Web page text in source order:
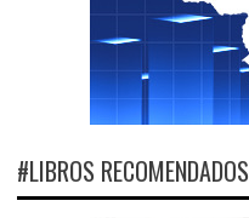
#LIBROS RECOMENDADOS